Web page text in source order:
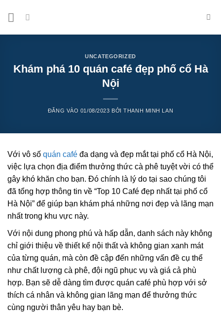
UNCATEGORIZED
Khám phá 10 quán café đẹp phố cổ Hà
Nội
ĐĂNG VÀO 01/08/2023 BỞITHANH MINH LAN
Với vô số quán café đa dạng và đẹp mắt tại phố cổ Hà Nội,
việc lựa chọn địa điểm thưởng thức cà phê tuyệt vời có thể
gây khó khăn cho bạn. Đó chính là lý do tại sao chúng tôi
đã tổng hợp thông tin về “Top 10 Café đẹp nhất tại phố cổ
Hà Nội” để giúp bạn khám phá những nơi đẹp và lãng mạn
nhất trong khu vực này.
Với nội dung phong phú và hấp dẫn, danh sách này không
chỉ giới thiệu về thiết kế nội thất và không gian xanh mát
của từng quán, mà còn đề cập đến những vấn đề cụ thể
như chất lượng cà phê, đội ngũ phục vụ và giá cả phù
hợp. Bạn sẽ dễ dàng tìm được quán café phù hợp với sở
thích cá nhân và không gian lãng mạn để thưởng thức
cùng người thân yêu hay bạn bè.